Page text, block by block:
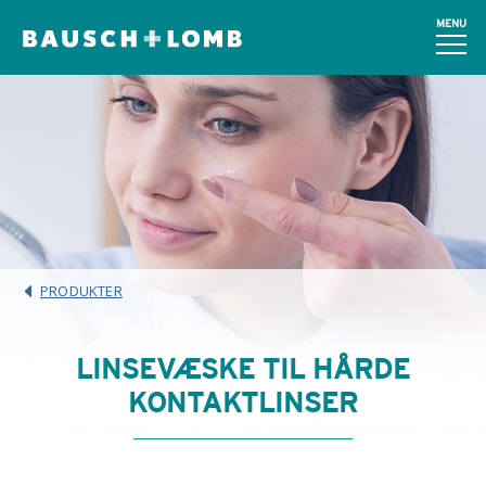
MENU
PRODUKTER
LINSEVÆSKE TIL HÅRDE
KONTAKTLINSER